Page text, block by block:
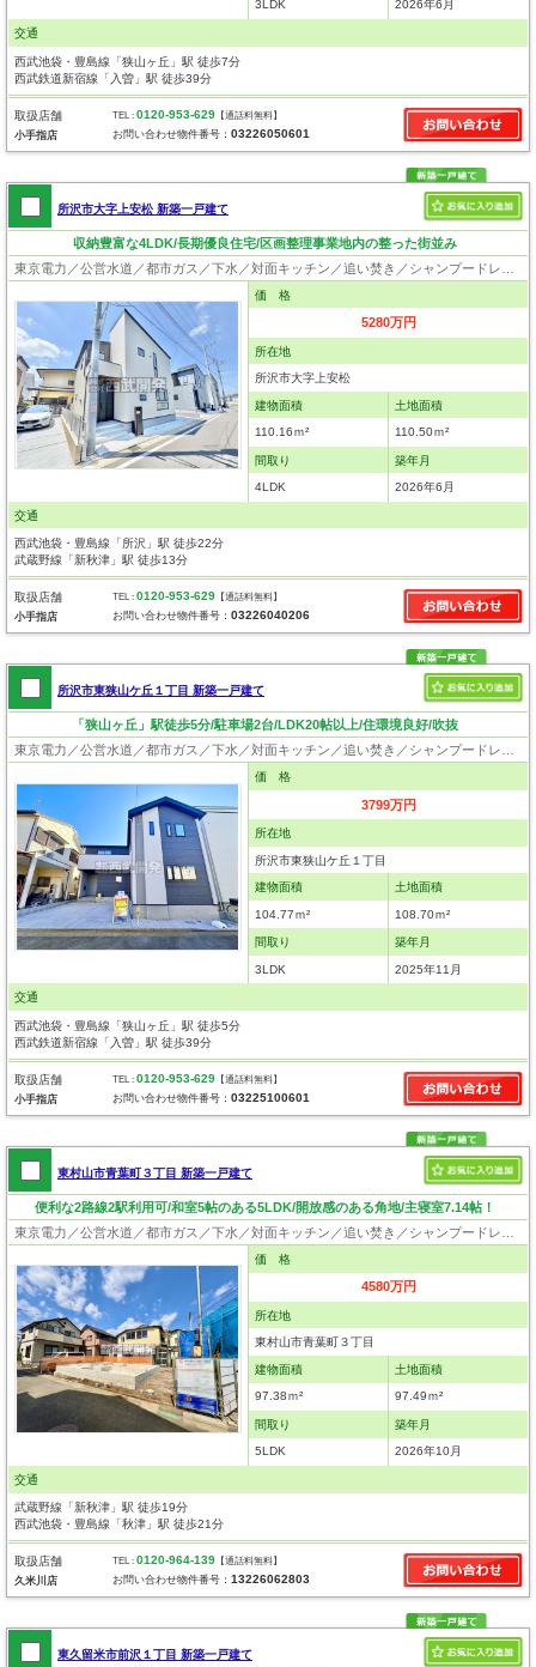
3LDK 2026年6月
交通
西武池袋・豊島線「狭山ヶ丘」駅 徒歩7分
西武鉄道新宿線「入曽」駅 徒歩39分
取扱店舗
小手指店
TEL :0120-953-629 【通話料無料】
お問い合わせ物件番号：03226050601
所沢市大字上安松 新築一戸建て
収納豊富な4LDK/長期優良住宅/区画整理事業地内の整った街並み
価 格
5280万円
所在地
所沢市大字上安松
建物面積
110.16ｍ²
土地面積
110.50ｍ²
間取り
4LDK
築年月
2026年6月
交通
西武池袋・豊島線「所沢」駅 徒歩22分
武蔵野線「新秋津」駅 徒歩13分
取扱店舗
小手指店
TEL :0120-953-629 【通話料無料】
お問い合わせ物件番号：03226040206
所沢市東狭山ケ丘１丁目 新築一戸建て
「狭山ヶ丘」駅徒歩5分/駐車場2台/LDK20帖以上/住環境良好/吹抜
価 格
3799万円
所在地
所沢市東狭山ケ丘１丁目
建物面積
104.77ｍ²
土地面積
108.70ｍ²
間取り
3LDK
築年月
2025年11月
交通
西武池袋・豊島線「狭山ヶ丘」駅 徒歩5分
西武鉄道新宿線「入曽」駅 徒歩39分
取扱店舗
小手指店
TEL :0120-953-629 【通話料無料】
お問い合わせ物件番号：03225100601
東村山市青葉町３丁目 新築一戸建て
便利な2路線2駅利用可/和室5帖のある5LDK/開放感のある角地/主寝室7.14帖！
価 格
4580万円
所在地
東村山市青葉町３丁目
建物面積
97.38ｍ²
土地面積
97.49ｍ²
間取り
5LDK
築年月
2026年10月
交通
武蔵野線「新秋津」駅 徒歩19分
西武池袋・豊島線「秋津」駅 徒歩21分
取扱店舗
久米川店
TEL :0120-964-139 【通話料無料】
お問い合わせ物件番号：13226062803
東久留米市前沢１丁目 新築一戸建て